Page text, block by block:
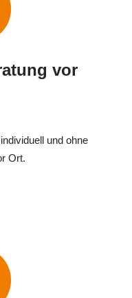
vor
und ohne
Ort.